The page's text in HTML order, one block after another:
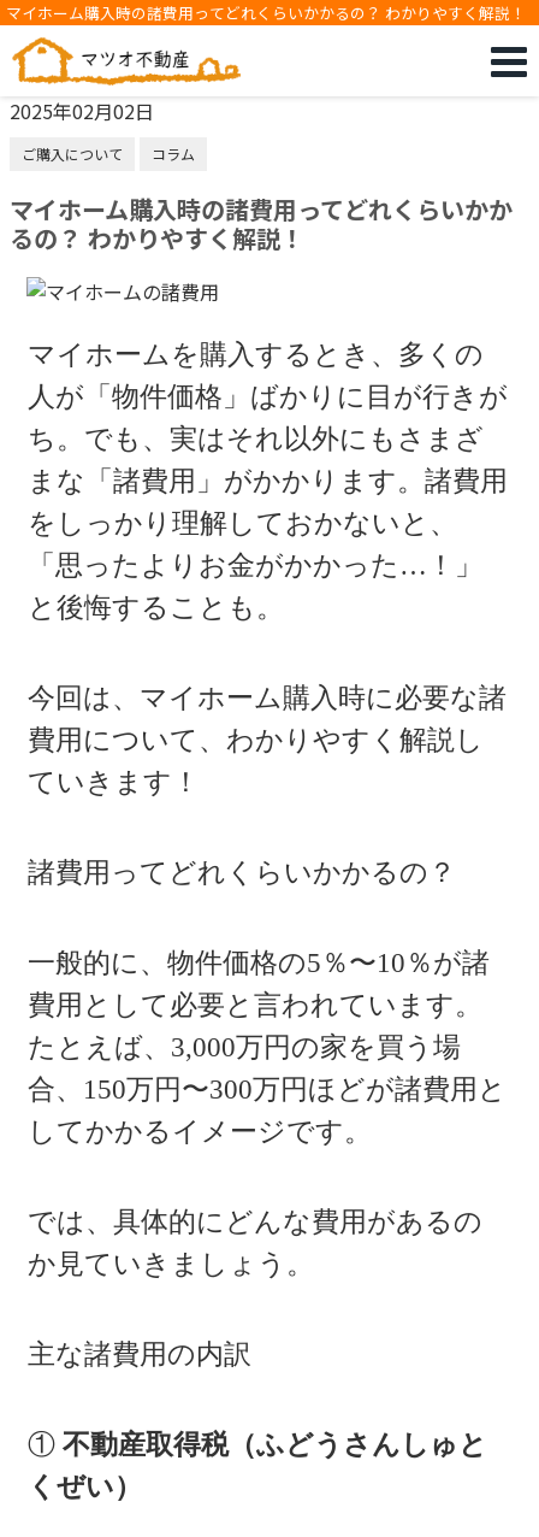
マイホーム購入時の諸費用ってどれくらいかかるの？ わかりやすく解説！
2025年02月02日
ご購入について コラム
マイホーム購入時の諸費用ってどれくらいかか
るの？ わかりやすく解説！
マイホームを購入するとき、多くの
人が「物件価格」ばかりに目が行きが
ち。でも、実はそれ以外にもさまざ
まな「諸費用」がかかります。諸費用
をしっかり理解しておかないと、
「思ったよりお金がかかった…！」
と後悔することも。
今回は、マイホーム購入時に必要な諸
費用について、わかりやすく解説し
ていきます！
諸費用ってどれくらいかかるの？
一般的に、物件価格の5％〜10％が諸
費用として必要と言われています。
たとえば、3,000万円の家を買う場
合、150万円〜300万円ほどが諸費用と
してかかるイメージです。
では、具体的にどんな費用があるの
か見ていきましょう。
主な諸費用の内訳
① 不動産取得税（ふどうさんしゅと
くぜい）